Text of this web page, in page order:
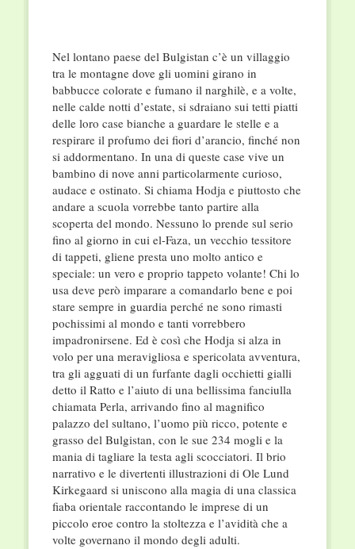
Nel lontano paese del Bulgistan c’è un villaggio
tra le montagne dove gli uomini girano in
babbucce colorate e fumano il narghilè, e a volte,
nelle calde notti d’estate, si sdraiano sui tetti piatti
delle loro case bianche a guardare le stelle e a
respirare il profumo dei fiori d’arancio, finché non
si addormentano. In una di queste case vive un
bambino di nove anni particolarmente curioso,
audace e ostinato. Si chiama Hodja e piuttosto che
andare a scuola vorrebbe tanto partire alla
scoperta del mondo. Nessuno lo prende sul serio
fino al giorno in cui el-Faza, un vecchio tessitore
di tappeti, gliene presta uno molto antico e
speciale: un vero e proprio tappeto volante! Chi lo
usa deve però imparare a comandarlo bene e poi
stare sempre in guardia perché ne sono rimasti
pochissimi al mondo e tanti vorrebbero
impadronirsene. Ed è così che Hodja si alza in
volo per una meravigliosa e spericolata avventura,
tra gli agguati di un furfante dagli occhietti gialli
detto il Ratto e l’aiuto di una bellissima fanciulla
chiamata Perla, arrivando fino al magnifico
palazzo del sultano, l’uomo più ricco, potente e
grasso del Bulgistan, con le sue 234 mogli e la
mania di tagliare la testa agli scocciatori. Il brio
narrativo e le divertenti illustrazioni di Ole Lund
Kirkegaard si uniscono alla magia di una classica
fiaba orientale raccontando le imprese di un
piccolo eroe contro la stoltezza e l’avidità che a
volte governano il mondo degli adulti.